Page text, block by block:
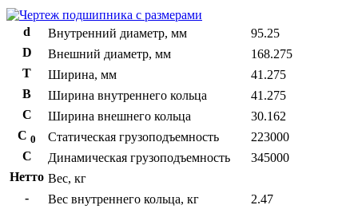
d Внутренний диаметр, мм
95.25
D
Внешний диаметр, мм
168.275
T
Ширина, мм
41.275
B
Ширина внутреннего кольца
41.275
С
Ширина внешнего кольца
30.162
С 0 Статическая грузоподъемность
223000
C
Динамическая грузоподъемность
345000
Нетто Вес, кг
-
Вес внутреннего кольца, кг
2.47